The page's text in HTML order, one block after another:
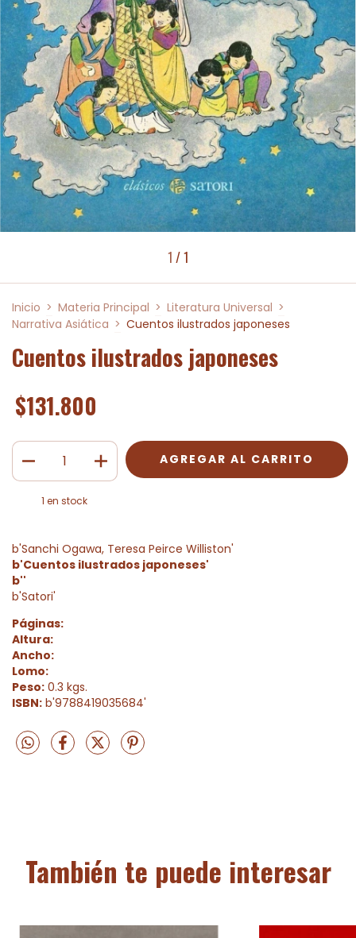
1 /1
Inicio > Materia Principal > Literatura Universal >
Narrativa Asiática > Cuentos ilustrados japoneses
Cuentos ilustrados japoneses
$131.800
1 en stock
b'Sanchi Ogawa, Teresa Peirce Williston'
b'Cuentos ilustrados japoneses'
b''
b'Satori'
Páginas:
Altura:
Ancho:
Lomo:
Peso: 0.3 kgs.
ISBN: b'9788419035684'
También te puede interesar